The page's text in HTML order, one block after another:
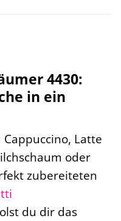
4430:
in ein
Latte
oder
zubereiteten
du dir das